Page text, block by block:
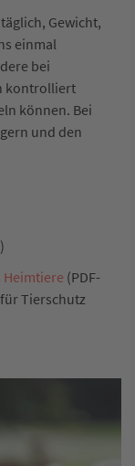
Gewicht,
einmal
bei
kontrolliert
können. Bei
und den
Heimtiere (PDF-
Tierschutz